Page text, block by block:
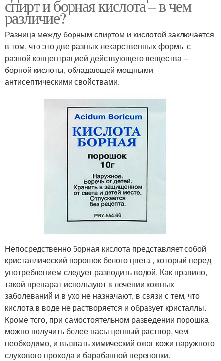
спирт и борная кислота – в чем
различие?
Разница между борным спиртом и кислотой заключается
в том, что это две разных лекарственных формы с
разной концентрацией действующего вещества –
борной кислоты, обладающей мощными
антисептическими свойствами.
Непосредственно борная кислота представляет собой
кристаллический порошок белого цвета , который перед
употреблением следует разводить водой. Как правило,
такой препарат используют в лечении кожных
заболеваний и в ухо не назначают, в связи с тем, что
кислота в воде не растворяется и образует кристаллы.
Кроме того, при самостоятельном разведении порошка
можно получить более насыщенный раствор, чем
необходимо, и вызвать химический ожог кожи наружного
слухового прохода и барабанной перепонки.